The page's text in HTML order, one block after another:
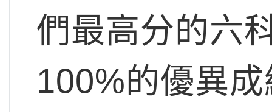
們最高分的六
100%的優異